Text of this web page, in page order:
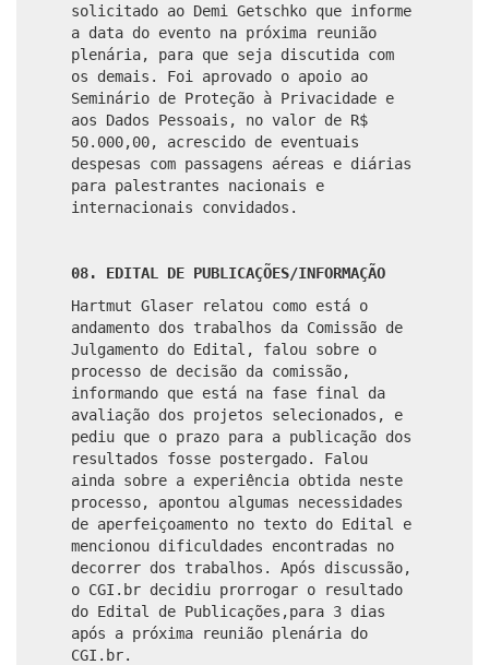
solicitado ao Demi Getschko que informe
a data do evento na próxima reunião
plenária, para que seja discutida com
os demais. Foi aprovado o apoio ao
Seminário de Proteção à Privacidade e
aos Dados Pessoais, no valor de R$
50.000,00, acrescido de eventuais
despesas com passagens aéreas e diárias
para palestrantes nacionais e
internacionais convidados.
08. EDITAL DE PUBLICAÇÕES/INFORMAÇÃO
Hartmut Glaser relatou como está o
andamento dos trabalhos da Comissão de
Julgamento do Edital, falou sobre o
processo de decisão da comissão,
informando que está na fase final da
avaliação dos projetos selecionados, e
pediu que o prazo para a publicação dos
resultados fosse postergado. Falou
ainda sobre a experiência obtida neste
processo, apontou algumas necessidades
de aperfeiçoamento no texto do Edital e
mencionou dificuldades encontradas no
decorrer dos trabalhos. Após discussão,
o CGI.br decidiu prorrogar o resultado
do Edital de Publicações,para 3 dias
após a próxima reunião plenária do
CGI.br.